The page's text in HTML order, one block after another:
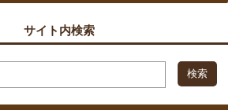
サイト内検索